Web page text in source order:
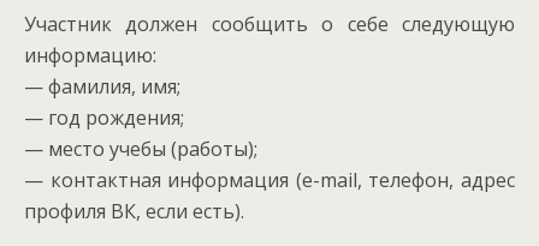
Участник должен сообщить о себе следующую
информацию:
— фамилия, имя;
— год рождения;
— место учебы (работы);
— контактная информация (e-mail, телефон, адрес
профиля ВК, если есть).